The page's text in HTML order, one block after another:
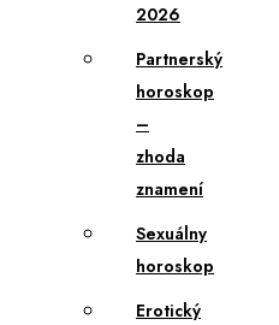
2026
Partnerský
horoskop
–
zhoda
znamení
Sexuálny
horoskop
Erotický